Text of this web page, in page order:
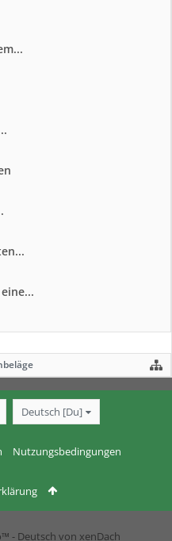
Deutsch [Du]
Nutzungsbedingungen
- Deutsch von xenDach